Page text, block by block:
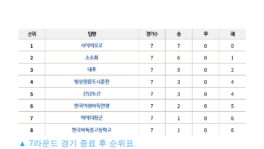
▲ 7라운드 경기 종료 후 순위표.